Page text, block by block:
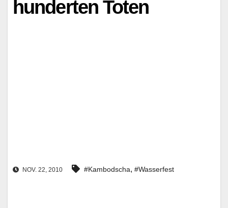
hunderten Toten
NOV. 22, 2010 #Kambodscha, #Wasserfest